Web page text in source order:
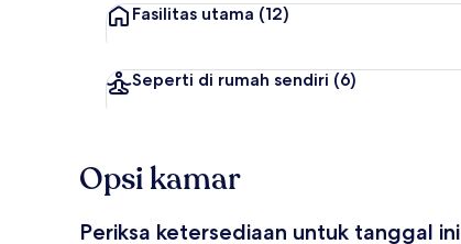
Fasilitas utama (12)
Seperti di rumah sendiri (6)
Opsi kamar
Periksa ketersediaan untuk tanggal ini